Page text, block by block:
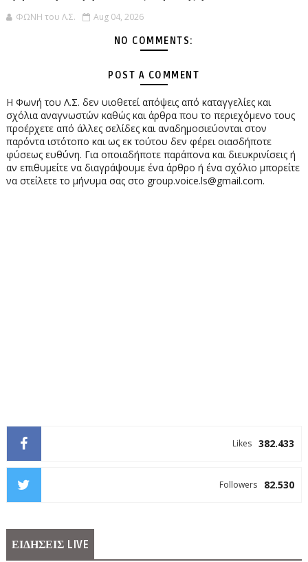
ΦΩΝΗ του Λ.Σ. Aug 04, 2026
NO COMMENTS:
POST A COMMENT
Η Φωνή του Λ.Σ. δεν υιοθετεί απόψεις από καταγγελίες και
σχόλια αναγνωστών καθώς και άρθρα που το περιεχόμενο τους
προέρχετε από άλλες σελίδες και αναδημοσιεύονται στον
παρόντα ιστότοπο και ως εκ τούτου δεν φέρει οιασδήποτε
φύσεως ευθύνη. Για οποιαδήποτε παράπονα και διευκρινίσεις ή
αν επιθυμείτε να διαγράψουμε ένα άρθρο ή ένα σχόλιο μπορείτε
να στείλετε το μήνυμα σας στο group.voice.ls@gmail.com.
382.433
Likes
82.530
Followers
ΕΙΔΗΣΕΙΣ LIVE